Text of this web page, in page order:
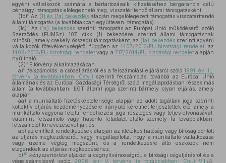
egyéni vállalkozók számára a bértartozásaik kifizetéséhez bérgarancia célú
pénzügyi támogatás előlegezhető meg, visszatérítendő állami támogatásként.
(1b)6 Az (1) és (1a) bekezdés alapján megelőlegezett támogatás visszatérítendő
állami támogatás (a továbbiakban együttesen: támogatás).
(1c)7 Az (1a) bekezdésszerinti támogatás az Európai Unió működéséről szóló
Szerződés (EUMSz) 107. cikk (1) bekezdése szerinti állami támogatásnak
minősül, amely csekély összegű támogatásként, az (1a) bekezdésszerinti egyéni
vállalkozók főtevékenységétől függően az 1407/2013/EU bizottsági rendelet, az
1408/2013/EU bizottsági rendelet vagy a 717/2014/EU bizottsági rendeletalapján
nyújtható.
(2)8 E törvény alkalmazásában
a)9 felszámolás: a csődeljárásról és a felszámolási eljárásról szóló 1991. évi IL.
törvény (a továbbiakban: Cstv.) szerinti felszámolás, továbbá az Európai Unió
államának és az Európai Gazdasági Térségről szóló megállapodásban részes más
állam (a továbbiakban: EGT állam) joga szerinti bármely olyan eljárás, amely
alapján
aa) a munkáltató fizetésképtelensége alapján az adott tagállam joga szerinti
kollektív eljárás kezdeményezésére irányuló kérelmet terjesztettek elő, amely a
munkáltató vagyona feletti rendelkezési joga részleges vagy teljes elvonásával,
valamint felszámoló vagy hasonló feladatot ellátó személy (a továbbiakban:
felszámoló) kinevezésével jár, és
ab) az említett rendelkezések alapján az illetékes hatóság vagy bíróság döntött
az eljárás megkezdéséről, vagy megállapította, hogy a munkáltató vállalkozása
vagy üzeme végleg megszűnt, és a rendelkezésre álló eszközök nem
elegendőek az eljárás megkezdéséhez;
b) 10 kényszertörlési eljárás: a cégnyilvánosságról, a bírósági cégeljárásról és a
végelszámolásról szóló 2006. évi V. törvény (a továbbiakban: Ctv.) VIII/A.